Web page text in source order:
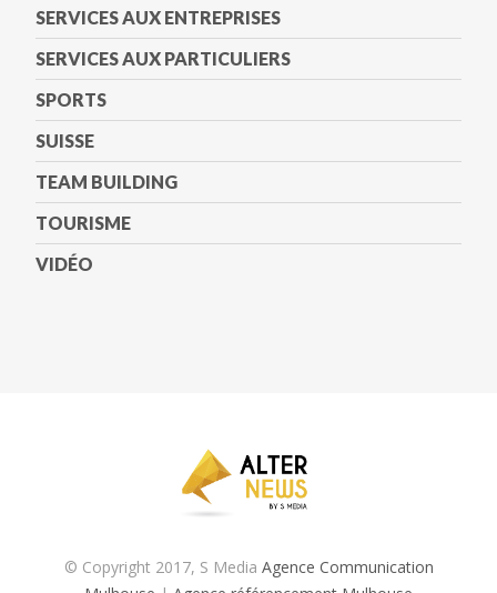
SERVICES AUX ENTREPRISES
SERVICES AUX PARTICULIERS
SPORTS
SUISSE
TEAM BUILDING
TOURISME
VIDÉO
© Copyright 2017, S Media Agence Communication